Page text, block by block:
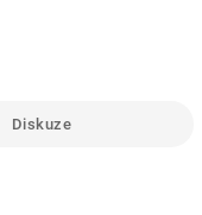
Diskuze